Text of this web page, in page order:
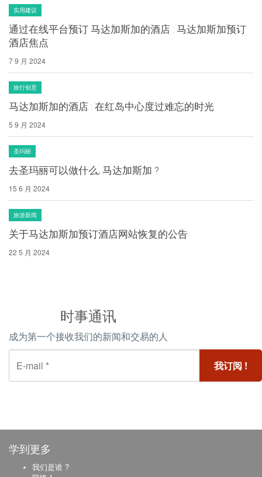
实用建议
通过在线平台预订 马达加斯加的酒店 : 马达加斯加预订
酒店焦点
7 9 月 2024
旅行创意
马达加斯加的酒店 : 在红岛中心度过难忘的时光
5 9 月 2024
圣玛丽
去圣玛丽可以做什么, 马达加斯加 ?
15 6 月 2024
旅游新闻
关于马达加斯加预订酒店网站恢复的公告
22 5 月 2024
时事通讯
成为第一个接收我们的新闻和交易的人
学到更多
我们是谁 ?